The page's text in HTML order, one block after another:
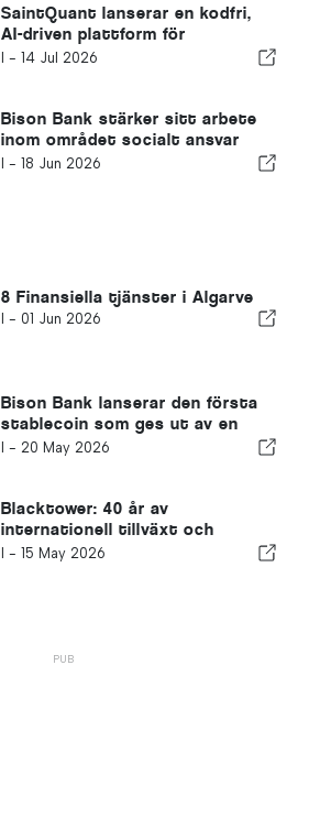
SaintQuant lanserar en kodfri,
AI-driven plattform för
automatiserad handel i takt med
I - 14 Jul 2026
Bison Bank stärker sitt arbete
inom området socialt ansvar
genom att stödja Cáritas
I - 18 Jun 2026
8 Finansiella tjänster i Algarve
I - 01 Jun 2026
Bison Bank lanserar den första
stablecoin som ges ut av en
portugisisk bank och
I - 20 May 2026
Blacktower: 40 år av
internationell tillväxt och
möjligheten för rådgivare att
I - 15 May 2026